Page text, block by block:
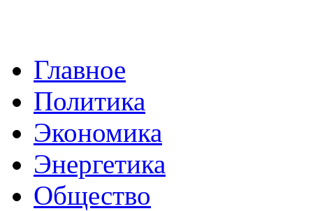
Главное
Политика
Экономика
Энергетика
Общество